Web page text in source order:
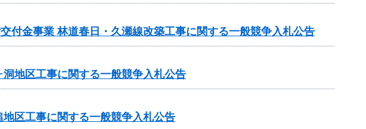
付金事業 林道春日・久瀬線改築工事に関する一般競争入札公告
地区工事に関する一般競争入札公告
地区工事に関する一般競争入札公告